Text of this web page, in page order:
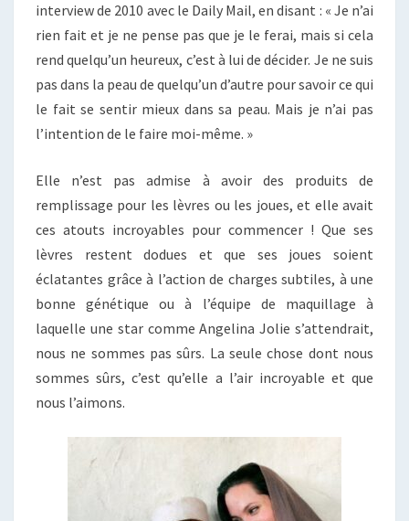
interview de 2010 avec le Daily Mail, en disant : « Je n’ai
rien fait et je ne pense pas que je le ferai, mais si cela
rend quelqu’un heureux, c’est à lui de décider. Je ne suis
pas dans la peau de quelqu’un d’autre pour savoir ce qui
le fait se sentir mieux dans sa peau. Mais je n’ai pas
l’intention de le faire moi-même. »
Elle n’est pas admise à avoir des produits de
remplissage pour les lèvres ou les joues, et elle avait
ces atouts incroyables pour commencer ! Que ses
lèvres restent dodues et que ses joues soient
éclatantes grâce à l’action de charges subtiles, à une
bonne génétique ou à l’équipe de maquillage à
laquelle une star comme Angelina Jolie s’attendrait,
nous ne sommes pas sûrs. La seule chose dont nous
sommes sûrs, c’est qu’elle a l’air incroyable et que
nous l’aimons.